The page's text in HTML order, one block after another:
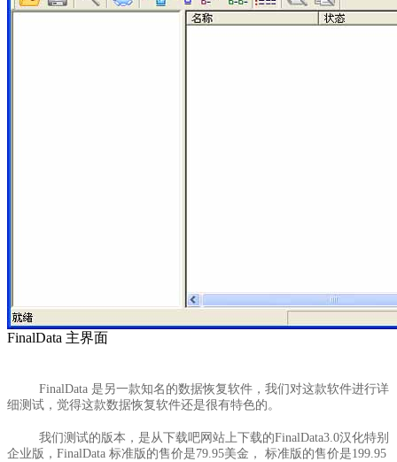
FinalData 主界面
FinalData 是另一款知名的数据恢复软件，我们对这款软件进行详
细测试，觉得这款数据恢复软件还是很有特色的。
我们测试的版本，是从下载吧网站上下载的FinalData3.0汉化特别
企业版，FinalData 标准版的售价是79.95美金， 标准版的售价是199.95